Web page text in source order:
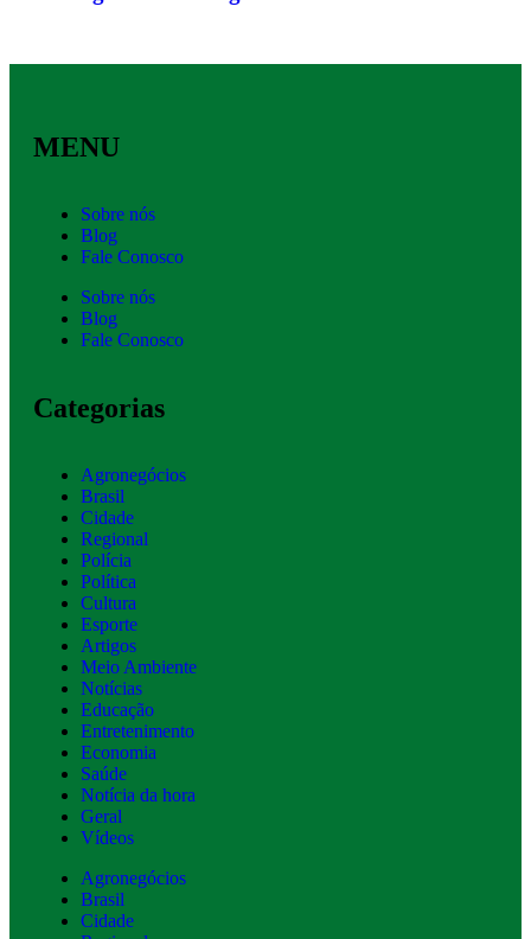
MENU
Sobre nós
Blog
Fale Conosco
Sobre nós
Blog
Fale Conosco
Categorias
Agronegócios
Brasil
Cidade
Regional
Polícia
Política
Cultura
Esporte
Artigos
Meio Ambiente
Notícias
Educação
Entretenimento
Economia
Saúde
Notícia da hora
Geral
Vídeos
Agronegócios
Brasil
Cidade